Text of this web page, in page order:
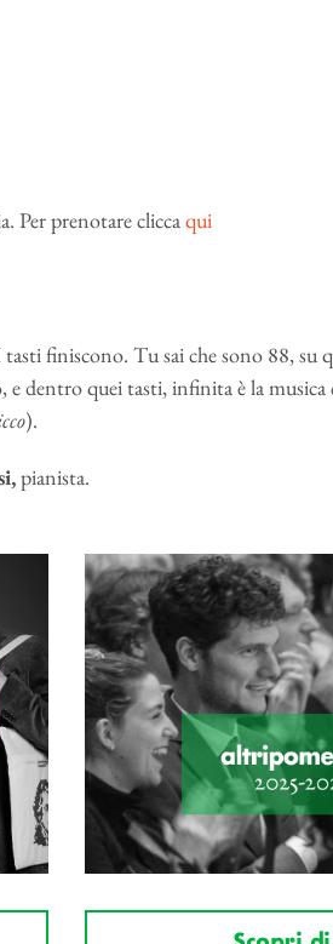
Per prenotare cliccaqui
finiscono. Tu sai che sono 88, su
quei tasti, infinita è la musica
).
pianista.